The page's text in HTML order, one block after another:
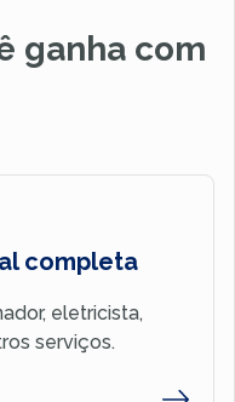
ganha com
completa
eletricista,
serviços.